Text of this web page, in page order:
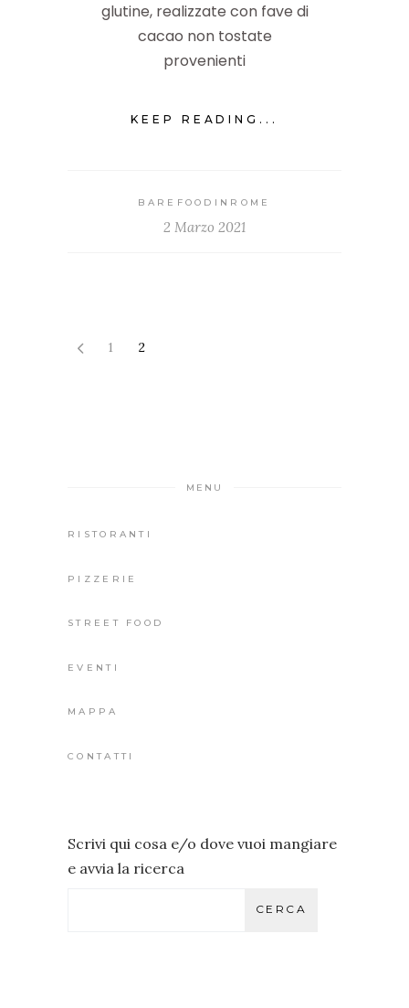
glutine, realizzate con fave di
cacao non tostate
provenienti
KEEP READING...
BAREFOODINROME
2 Marzo 2021
1 2
MENU
RISTORANTI
PIZZERIE
STREET FOOD
EVENTI
MAPPA
CONTATTI
Scrivi qui cosa e/o dove vuoi mangiare
e avvia la ricerca
CERCA